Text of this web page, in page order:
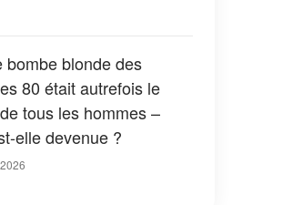
bombe blonde des
80 était autrefois le
tous les hommes –
elle devenue ?